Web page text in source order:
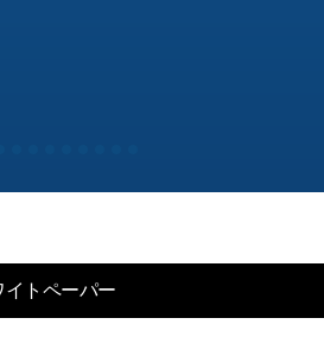
イトペーパー